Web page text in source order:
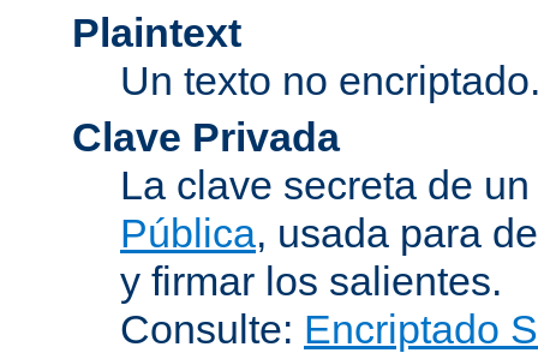
Plaintext
Un texto no
Clave Privada
La clave secreta de
Pública, usada para
y firmar los salientes.
Consulte: Encriptado